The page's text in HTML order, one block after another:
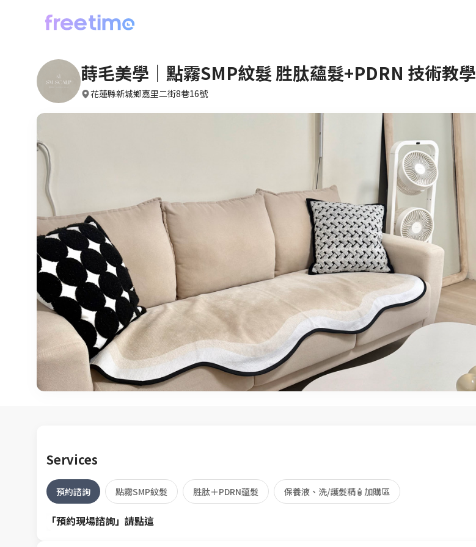
蒔毛美學｜點霧SMP紋髮 胜肽蘊髮+PDRN 技術教學
花蓮縣新城鄉嘉里二街8巷16號
Services
預約諮詢 點霧SMP紋髮 胜肽＋PDRN蘊髮 保養液、洗/護髮精🧴加購區
「預約現場諮詢」請點這